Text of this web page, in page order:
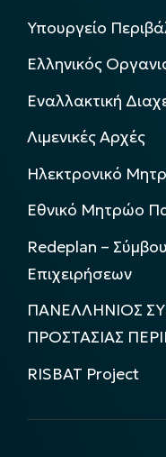
Υπουργείο
Ελληνικός
Εναλλακτική
Λιμενικές Αρχές
Ηλεκτρονικό
Εθνικό Μητρώο
Redeplan –
Επιχειρήσεων
ΠΑΝΕΛΛΗΝΙΟΣ
ΠΡΟΣΤΑΣΙΑΣ
RISBAT Project